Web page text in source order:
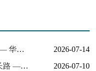
深化产教融合 共商育人新局 —— 华为技术有限公司一行来我校考察...
2026-07-14
校企携手育新人，共筑学子成长路 ——百胜中国山东分公司来校交...
2026-07-10